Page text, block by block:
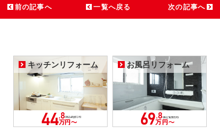
前の記事へ 一覧へ戻る 次の記事へ
キッチンリフォーム お風呂リフォーム